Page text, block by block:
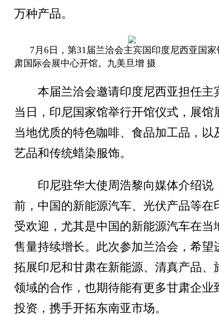
万种产品。
7月6日，第31届兰洽会主宾国印度尼西亚国家
肃国际会展中心开馆。九美旦增 摄
本届兰洽会邀请印度尼西亚担任主
当日，印尼国家馆举行开馆仪式，展馆
当地优质的特色咖啡、食品加工品，以
艺品和传统蜡染服饰。
印尼驻华大使周浩黎向媒体介绍说
前，中国的新能源汽车、光伏产品等在
受欢迎，尤其是中国的新能源汽车在当
售量持续增长。此次参加兰洽会，希望
拓展印尼和甘肃在新能源、清真产品、
领域的合作，也期待能有更多甘肃企业
投资，携手开拓东南亚市场。